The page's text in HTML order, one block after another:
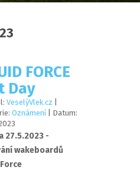
FORCE
Day
VeselýVlek.cz
Oznámení| Datum:
27.5.2023 -
wakeboardů